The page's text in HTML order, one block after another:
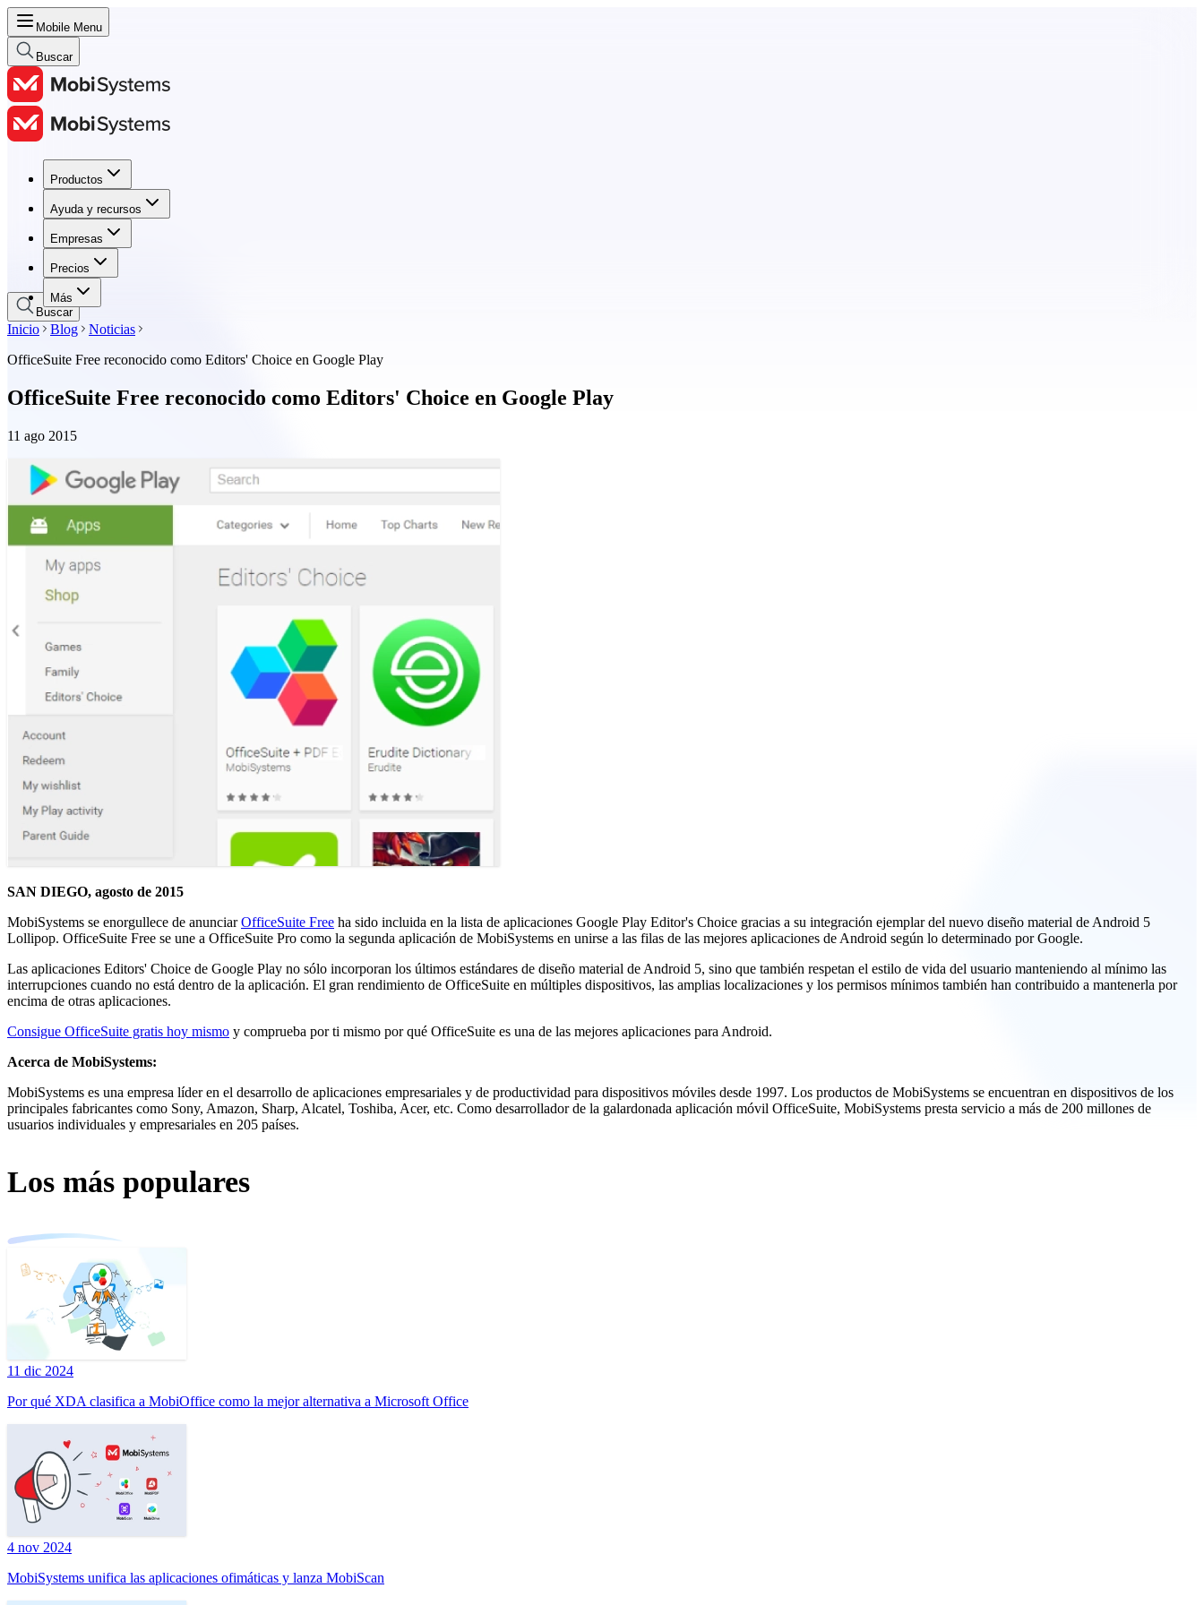
Mobile Menu
Buscar
Productos
Ayuda y recursos
Empresas
Precios
Más
Productos
Ayuda y recursos
Empresas
Precios
Buscar
Inicio Blog
Noticias
OfficeSuite Free reconocido como Editors' Choice en Google Play
OfficeSuite Free reconocido como Editors' Choice en Google Play
11 ago 2015
SAN DIEGO, agosto de 2015
MobiSystems se enorgullece de anunciarOfficeSuite Free ha sido incluida en la lista de aplicaciones Google Play Editor's Choice gracias a su integración ejemplar del nuevo diseño material de Android 5
Lollipop. OfficeSuite Free se une a OfficeSuite Pro como la segunda aplicación de MobiSystems en unirse a las filas de las mejores aplicaciones de Android según lo determinado por Google.
Las aplicaciones Editors' Choice de Google Play no sólo incorporan los últimos estándares de diseño material de Android 5, sino que también respetan el estilo de vida del usuario manteniendo al mínimo las
interrupciones cuando no está dentro de la aplicación. El gran rendimiento de OfficeSuite en múltiples dispositivos, las amplias localizaciones y los permisos mínimos también han contribuido a mantenerla por
encima de otras aplicaciones.
Consigue OfficeSuite gratis hoy mismo y comprueba por ti mismo por qué OfficeSuite es una de las mejores aplicaciones para Android.
Acerca de MobiSystems:
MobiSystems es una empresa líder en el desarrollo de aplicaciones empresariales y de productividad para dispositivos móviles desde 1997. Los productos de MobiSystems se encuentran en dispositivos de los
principales fabricantes como Sony, Amazon, Sharp, Alcatel, Toshiba, Acer, etc. Como desarrollador de la galardonada aplicación móvil OfficeSuite, MobiSystems presta servicio a más de 200 millones de
usuarios individuales y empresariales en 205 países.
Los más populares
11 dic 2024
Por qué XDA clasifica a MobiOffice como la mejor alternativa a Microsoft Office
4 nov 2024
MobiSystems unifica las aplicaciones ofimáticas y lanza MobiScan